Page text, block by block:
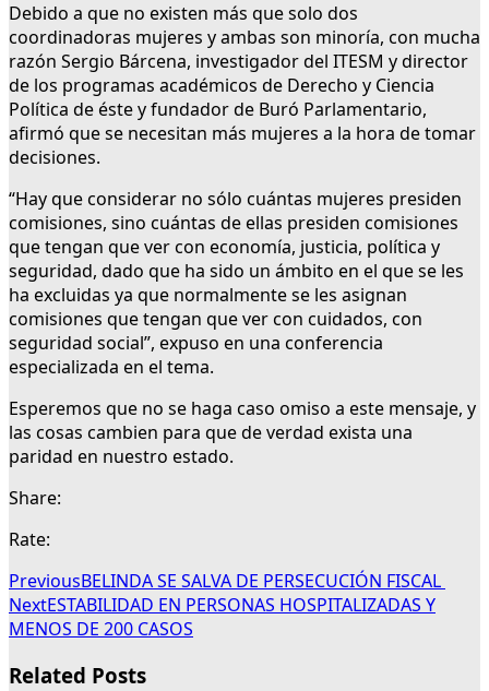
Debido a que no existen más que solo dos
coordinadoras mujeres y ambas son minoría, con mucha
razón Sergio Bárcena, investigador del ITESM y director
de los programas académicos de Derecho y Ciencia
Política de éste y fundador de Buró Parlamentario,
afirmó que se necesitan más mujeres a la hora de tomar
decisiones.
“Hay que considerar no sólo cuántas mujeres presiden
comisiones, sino cuántas de ellas presiden comisiones
que tengan que ver con economía, justicia, política y
seguridad, dado que ha sido un ámbito en el que se les
ha excluidas ya que normalmente se les asignan
comisiones que tengan que ver con cuidados, con
seguridad social”, expuso en una conferencia
especializada en el tema.
Esperemos que no se haga caso omiso a este mensaje, y
las cosas cambien para que de verdad exista una
paridad en nuestro estado.
Share:
Rate:
PreviousBELINDA SE SALVA DE PERSECUCIÓN FISCAL
NextESTABILIDAD EN PERSONAS HOSPITALIZADAS Y
MENOS DE 200 CASOS
Related Posts